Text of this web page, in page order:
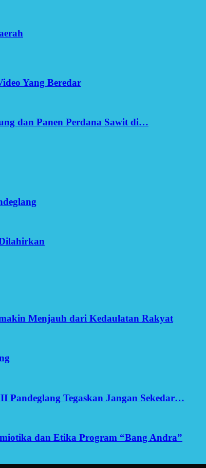
Yang Beredar
dan Panen Perdana Sawit di…
Menjauh dari Kedaulatan Rakyat
Pandeglang Tegaskan Jangan Sekedar…
dan Etika Program “Bang Andra”